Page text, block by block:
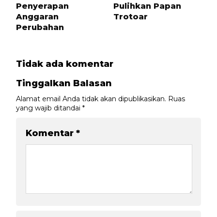
Penyerapan
Anggaran
Perubahan
Pulihkan Papan
Trotoar
Tidak ada komentar
Tinggalkan Balasan
Alamat email Anda tidak akan dipublikasikan. Ruas
yang wajib ditandai *
Komentar *